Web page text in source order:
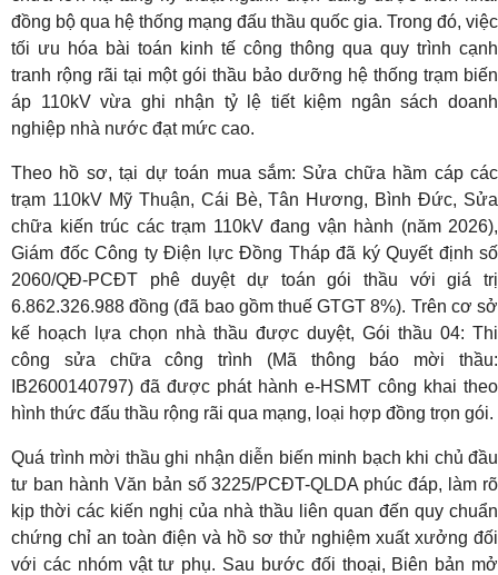
đồng bộ qua hệ thống mạng đấu thầu quốc gia. Trong đó, việc
tối ưu hóa bài toán kinh tế công thông qua quy trình cạnh
tranh rộng rãi tại một gói thầu bảo dưỡng hệ thống trạm biến
áp 110kV vừa ghi nhận tỷ lệ tiết kiệm ngân sách doanh
nghiệp nhà nước đạt mức cao.
Theo hồ sơ, tại dự toán mua sắm: Sửa chữa hầm cáp các
trạm 110kV Mỹ Thuận, Cái Bè, Tân Hương, Bình Đức, Sửa
chữa kiến trúc các trạm 110kV đang vận hành (năm 2026),
Giám đốc Công ty Điện lực Đồng Tháp đã ký Quyết định số
2060/QĐ-PCĐT phê duyệt dự toán gói thầu với giá trị
6.862.326.988 đồng (đã bao gồm thuế GTGT 8%). Trên cơ sở
kế hoạch lựa chọn nhà thầu được duyệt, Gói thầu 04: Thi
công sửa chữa công trình (Mã thông báo mời thầu:
IB2600140797) đã được phát hành e-HSMT công khai theo
hình thức đấu thầu rộng rãi qua mạng, loại hợp đồng trọn gói.
Quá trình mời thầu ghi nhận diễn biến minh bạch khi chủ đầu
tư ban hành Văn bản số 3225/PCĐT-QLDA phúc đáp, làm rõ
kịp thời các kiến nghị của nhà thầu liên quan đến quy chuẩn
chứng chỉ an toàn điện và hồ sơ thử nghiệm xuất xưởng đối
với các nhóm vật tư phụ. Sau bước đối thoại, Biên bản mở